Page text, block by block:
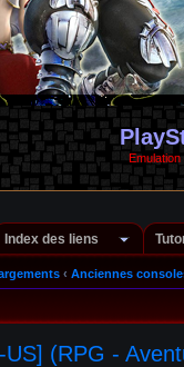
Index des liens
‹ Anciennes
(RPG -